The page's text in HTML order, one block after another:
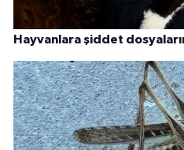
Hayvanlara şiddet